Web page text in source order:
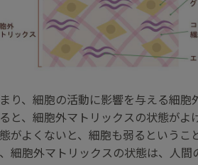
り、細胞の活動に影響を与える細
と、細胞外マトリックスの状態が
がよくないと、細胞も弱るという
細胞外マトリックスの状態は、人間